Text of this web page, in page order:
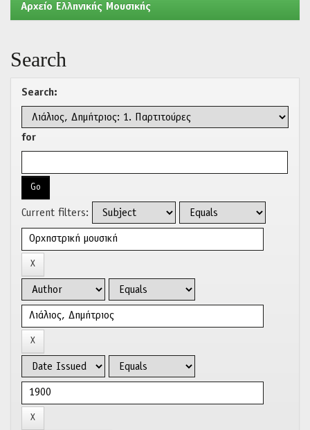
Aρχείο Ελληνικής Μουσικής
Search
Search:
for
Current filters: